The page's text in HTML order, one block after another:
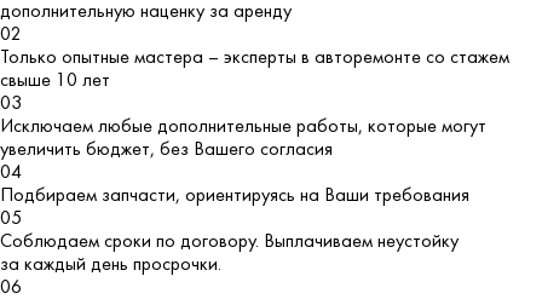
дополнительную наценку за аренду
02
Только опытные мастера – эксперты в авторемонте со стажем
свыше 10 лет
03
Исключаем любые дополнительные работы, которые могут
увеличить бюджет, без Вашего согласия
04
Подбираем запчасти, ориентируясь на Ваши требования
05
Соблюдаем сроки по договору. Выплачиваем неустойку
за каждый день просрочки.
06